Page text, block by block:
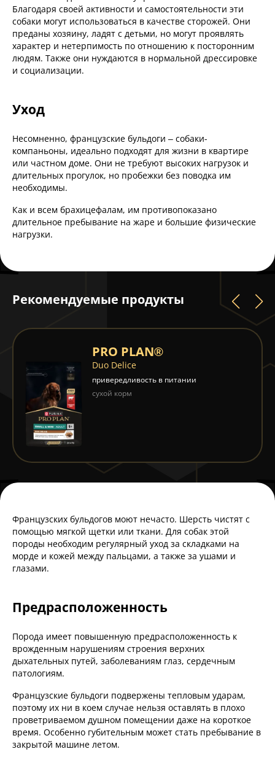
Благодаря своей активности и самостоятельности эти
собаки могут использоваться в качестве сторожей. Они
преданы хозяину, ладят с детьми, но могут проявлять
характер и нетерпимость по отношению к посторонним
людям. Также они нуждаются в нормальной дрессировке
и социализации.
Уход
Несомненно, французские бульдоги – собаки-
компаньоны, идеально подходят для жизни в квартире
или частном доме. Они не требуют высоких нагрузок и
длительных прогулок, но пробежки без поводка им
необходимы.
Как и всем брахицефалам, им противопоказано
длительное пребывание на жаре и большие физические
нагрузки.
Рекомендуемые продукты
PRO PLAN®
Duo Delice
привередливость в питании
сухой корм
Французских бульдогов моют нечасто. Шерсть чистят с
помощью мягкой щетки или ткани. Для собак этой
породы необходим регулярный уход за складками на
морде и кожей между пальцами, а также за ушами и
глазами.
Предрасположенность
Порода имеет повышенную предрасположенность к
врожденным нарушениям строения верхних
дыхательных путей, заболеваниям глаз, сердечным
патологиям.
Французские бульдоги подвержены тепловым ударам,
поэтому их ни в коем случае нельзя оставлять в плохо
проветриваемом душном помещении даже на короткое
время. Особенно губительным может стать пребывание в
закрытой машине летом.